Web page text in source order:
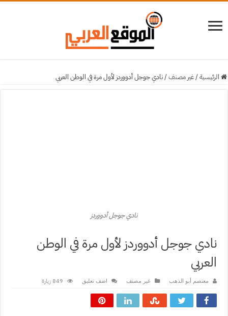
/غير مصنف/نادي جوجل أدووردز لأول مرة في الوطن العربي
نادي جوجل أدووردز
نادي جوجل أدووردز لأول مرة في الوطن
العربي
معتصم أبو الذهب غير مصنف اضف تعليق 849 زيارة